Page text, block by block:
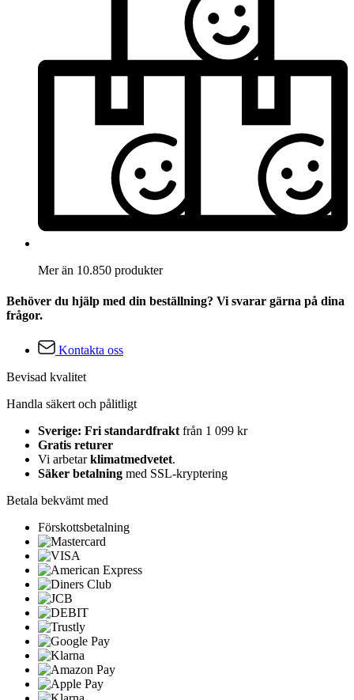
Mer än 10.850 produkter
Behöver du hjälp med din beställning? Vi svarar gärna på dina
frågor.
Kontakta oss
Bevisad kvalitet
Handla säkert och pålitligt
Sverige: Fri standardfrakt från 1 099 kr
Gratis returer
Vi arbetarklimatmedvetet.
Säker betalning med SSL-kryptering
Betala bekvämt med
Förskottsbetalning